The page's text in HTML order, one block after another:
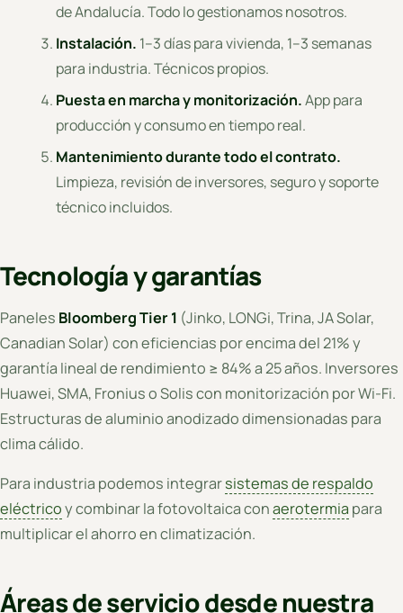
de Andalucía. Todo lo gestionamos nosotros.
Instalación. 1–3 días para vivienda, 1–3 semanas
para industria. Técnicos propios.
Puesta en marcha y monitorización.App para
producción y consumo en tiempo real.
Mantenimiento durante todo el contrato.
Limpieza, revisión de inversores, seguro y soporte
técnico incluidos.
Tecnología y garantías
Paneles Bloomberg Tier 1 (Jinko, LONGi, Trina, JA Solar,
Canadian Solar) con eficiencias por encima del 21% y
garantía lineal de rendimiento ≥ 84% a 25 años. Inversores
Huawei, SMA, Fronius o Solis con monitorización por Wi-Fi.
Estructuras de aluminio anodizado dimensionadas para
clima cálido.
Para industria podemos integrarsistemas de respaldo
eléctricoy combinar la fotovoltaica conaerotermia para
multiplicar el ahorro en climatización.
Áreas de servicio desde nuestra